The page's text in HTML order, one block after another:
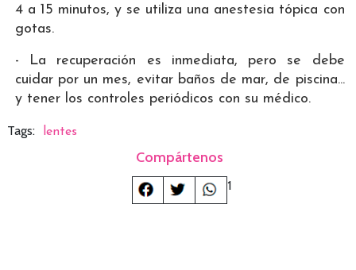
4 a 15 minutos, y se utiliza una anestesia tópica con
gotas.
- La recuperación es inmediata, pero se debe
cuidar por un mes, evitar baños de mar, de piscina...
y tener los controles periódicos con su médico.
Tags: lentes
Compártenos
1